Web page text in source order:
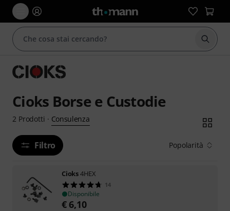
Cioks Borse e Custodie
2 Prodotti · Consulenza
Filtro Popolarità
Cioks4HEX
14
Disponibile
€ 6,10